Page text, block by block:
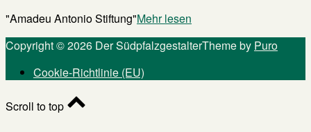
"Amadeu Antonio Stiftung"Mehr lesen
Copyright © 2026 Der SüdpfalzgestalterTheme by Puro
Cookie-Richtlinie (EU)
Scroll to top